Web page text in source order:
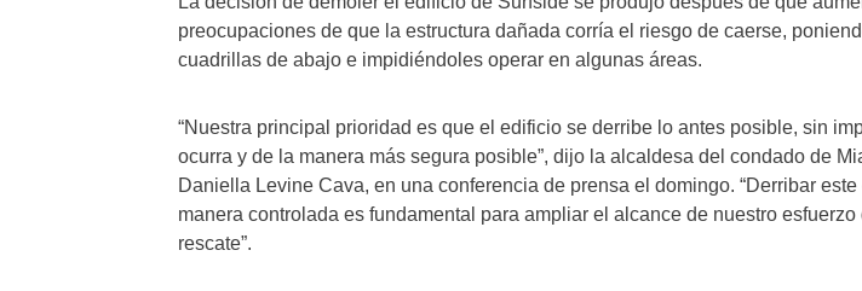
preocupaciones de que la estructura dañada corría el riesgo de caerse,
cuadrillas de abajo e impidiéndoles operar en algunas áreas.
“Nuestra principal prioridad es que el edificio se derribe lo antes posible, sin
ocurra y de la manera más segura posible”, dijo la alcaldesa del condado de
Daniella Levine Cava, en una conferencia de prensa el domingo. “Derribar
manera controlada es fundamental para ampliar el alcance de nuestro
rescate”.